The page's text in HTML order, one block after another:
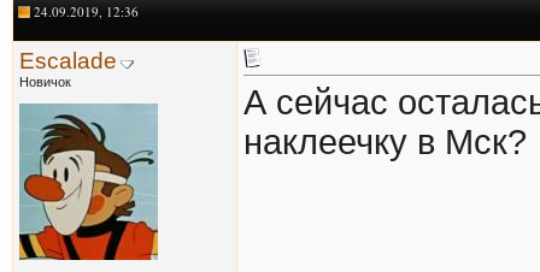
24.09.2019, 12:36
Escalade
Новичок
А сейчас
наклеечку в Мск?